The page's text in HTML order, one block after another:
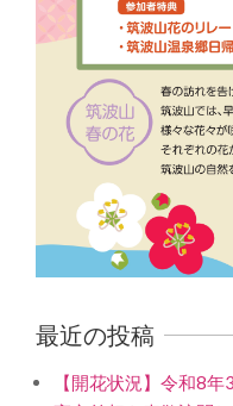
最近の投稿
【開花状況】令和8